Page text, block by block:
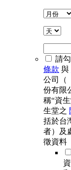
請
條款 與
公司（
份有限
稱“資
生堂之
括於台
者）及
徵資料